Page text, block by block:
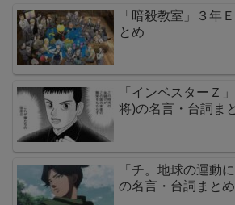
「暗殺教室」３年
とめ
「インベスターＺ
将)の名言・台詞ま
「チ。地球の運動
の名言・台詞まとめ